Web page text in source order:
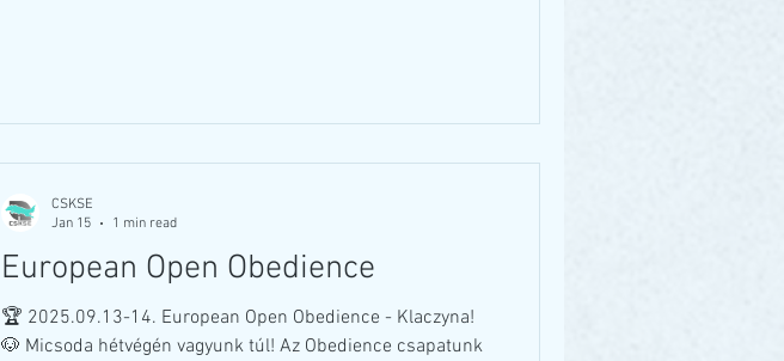
büszkék vagyunk nagyon! 🥹 Igazán megérdemelt volt ez az
eredmény! 🩵 Mindannyian -
European Open Obedience
🏆 2025.09.13-14. European Open Obedience - Klaczyna!
🐶 Micsoda hétvégén vagyunk túl! Az Obedience csapatunk
CSKSE
Jan 15
1 min read